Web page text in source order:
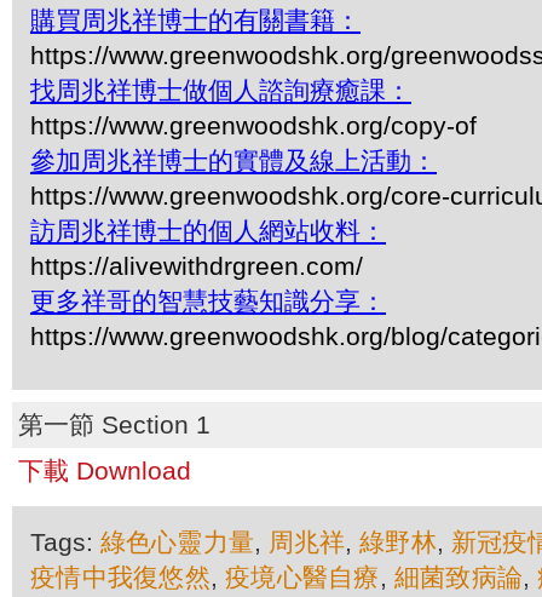
購買周兆祥博士的有關書籍：
https://www.greenwoodshk.org/
找周兆祥博士做個人諮詢療癒課：
https://www.greenwoodshk.org/copy-of
參加周兆祥博士的實體及線上活動：
https://www.greenwoodshk.org/core-
訪周兆祥博士的個人網站收料：
https://alivewithdrgreen.com/
更多祥哥的智慧技藝知識分享：
https://www.greenwoodshk.org/blog/
第一節 Section 1
下載 Download
Tags:綠色心靈力量, 周兆祥,綠野林, 新冠疫
疫情中我復悠然, 疫境心醫自療, 細菌致病論,